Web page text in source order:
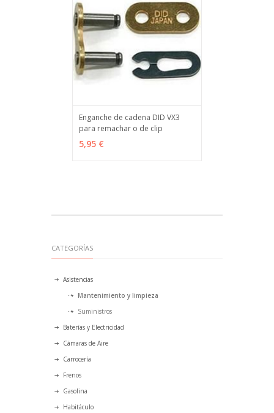
VER OPCIONES
Enganche de cadena DID VX3
para remachar o de clip
5,95 €
CATEGORÍAS
Asistencias
Mantenimiento y limpieza
Suministros
Baterías y Electricidad
Cámaras de Aire
Carrocería
Frenos
Gasolina
Habitáculo